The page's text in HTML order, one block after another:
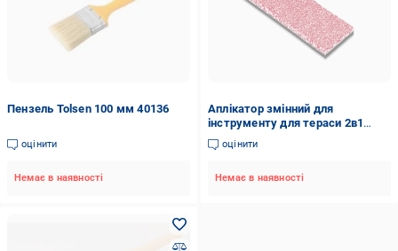
Пензель Tolsen 100 мм 40136
оцінити
Немає в наявності
Аплікатор змінний для
інструменту для тераси 2в1
Anza (1791519730)
оцінити
Немає в наявності